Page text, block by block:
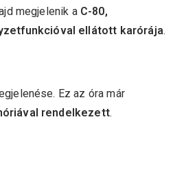
megjelenik a C-80,
ellátott karórája.
Ez az óra már
rendelkezett.